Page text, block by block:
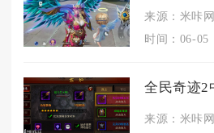
来源：米咔网
时间：06-05
来源：米咔网